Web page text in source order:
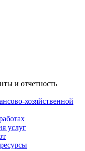
и отчетность
хозяйственной
услуг